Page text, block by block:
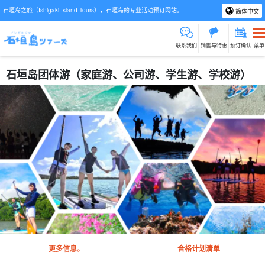
石垣岛之旅（Ishigaki Island Tours），石垣岛的专业活动预订网站。 简体中文
联系我们 销售与特惠 预订确认 菜单
石垣岛团体游（家庭游、公司游、学生游、学校游）
更多信息。 合格计划清单